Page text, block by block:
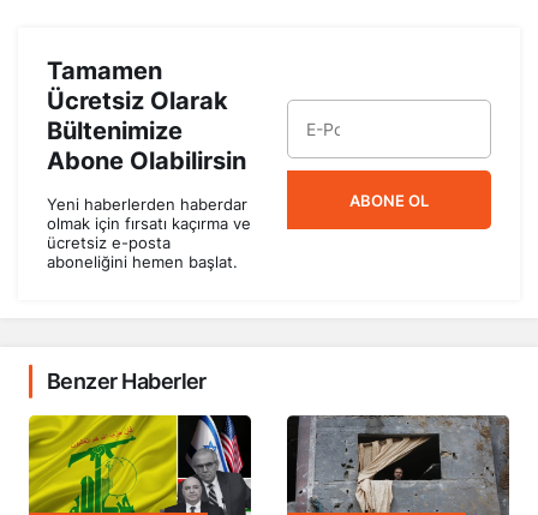
Tamamen
Ücretsiz Olarak
Bültenimize
Abone Olabilirsin
Yeni haberlerden haberdar
olmak için fırsatı kaçırma ve
ücretsiz e-posta
aboneliğini hemen başlat.
ABONE OL
Benzer Haberler